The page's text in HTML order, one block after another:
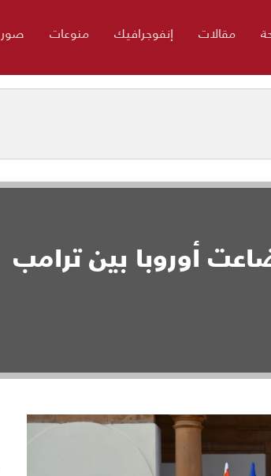
مقالات إنفوجرافيك منوعات صور
أوروبا بين ترامب